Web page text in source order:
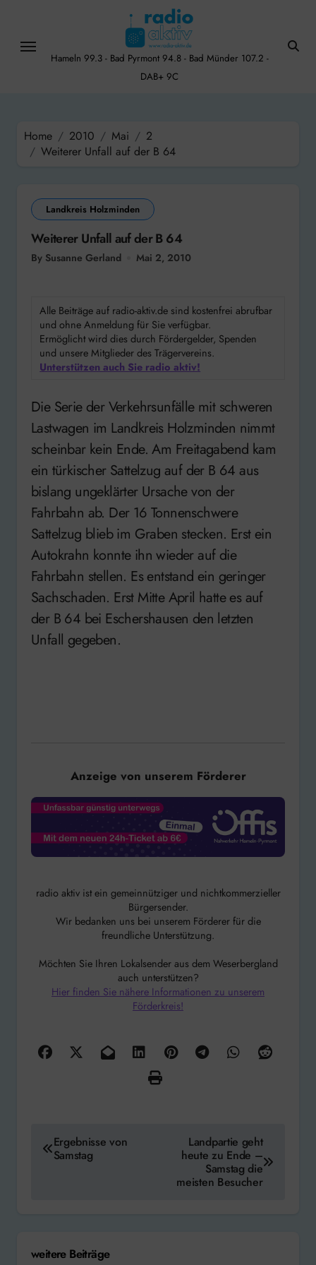
content
Hameln 99.3 - Bad Pyrmont 94.8 - Bad Münder 107.2 -
DAB+ 9C
Home 2010 Mai
2
Weiterer Unfall auf der B 64
Landkreis Holzminden
Weiterer Unfall auf der B 64
By Susanne Gerland Mai 2, 2010
Alle Beiträge auf radio-aktiv.de sind kostenfrei abrufbar
und ohne Anmeldung für Sie verfügbar.
Ermöglicht wird dies durch Fördergelder, Spenden
und unsere Mitglieder des Trägervereins.
Unterstützen auch Sie radio aktiv!
Die Serie der Verkehrsunfälle mit schweren
Lastwagen im Landkreis Holzminden nimmt
scheinbar kein Ende. Am Freitagabend kam
ein türkischer Sattelzug auf der B 64 aus
bislang ungeklärter Ursache von der
Fahrbahn ab. Der 16 Tonnenschwere
Sattelzug blieb im Graben stecken. Erst ein
Autokrahn konnte ihn wieder auf die
Fahrbahn stellen. Es entstand ein geringer
Sachschaden. Erst Mitte April hatte es auf
der B 64 bei Eschershausen den letzten
Unfall gegeben.
Anzeige von unserem Förderer
radio aktiv ist ein gemeinnütziger und nichtkommerzieller
Bürgersender.
Wir bedanken uns bei unserem Förderer für die
freundliche Unterstützung.
Möchten Sie Ihren Lokalsender aus dem Weserbergland
auch unterstützen?
Hier finden Sie nähere Informationen zu unserem
Förderkreis!
Beitragsnavigation
Ergebnisse von
Samstag
Landpartie geht
heute zu Ende –
Samstag die
meisten Besucher
weitere Beiträge